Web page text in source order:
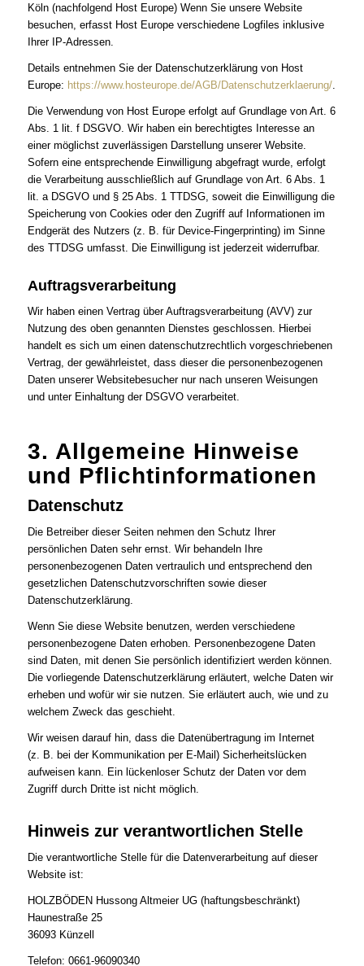
Köln (nachfolgend Host Europe) Wenn Sie unsere Website
besuchen, erfasst Host Europe verschiedene Logfiles inklusive
Ihrer IP-Adressen.
Details entnehmen Sie der Datenschutzerklärung von Host
Europe: https://www.hosteurope.de/AGB/Datenschutzerklaerung/.
Die Verwendung von Host Europe erfolgt auf Grundlage von Art. 6
Abs. 1 lit. f DSGVO. Wir haben ein berechtigtes Interesse an
einer möglichst zuverlässigen Darstellung unserer Website.
Sofern eine entsprechende Einwilligung abgefragt wurde, erfolgt
die Verarbeitung ausschließlich auf Grundlage von Art. 6 Abs. 1
lit. a DSGVO und § 25 Abs. 1 TTDSG, soweit die Einwilligung die
Speicherung von Cookies oder den Zugriff auf Informationen im
Endgerät des Nutzers (z. B. für Device-Fingerprinting) im Sinne
des TTDSG umfasst. Die Einwilligung ist jederzeit widerrufbar.
Auftragsverarbeitung
Wir haben einen Vertrag über Auftragsverarbeitung (AVV) zur
Nutzung des oben genannten Dienstes geschlossen. Hierbei
handelt es sich um einen datenschutzrechtlich vorgeschriebenen
Vertrag, der gewährleistet, dass dieser die personenbezogenen
Daten unserer Websitebesucher nur nach unseren Weisungen
und unter Einhaltung der DSGVO verarbeitet.
3. Allgemeine Hinweise
und Pflicht­informationen
Datenschutz
Die Betreiber dieser Seiten nehmen den Schutz Ihrer
persönlichen Daten sehr ernst. Wir behandeln Ihre
personenbezogenen Daten vertraulich und entsprechend den
gesetzlichen Datenschutzvorschriften sowie dieser
Datenschutzerklärung.
Wenn Sie diese Website benutzen, werden verschiedene
personenbezogene Daten erhoben. Personenbezogene Daten
sind Daten, mit denen Sie persönlich identifiziert werden können.
Die vorliegende Datenschutzerklärung erläutert, welche Daten wir
erheben und wofür wir sie nutzen. Sie erläutert auch, wie und zu
welchem Zweck das geschieht.
Wir weisen darauf hin, dass die Datenübertragung im Internet
(z. B. bei der Kommunikation per E-Mail) Sicherheitslücken
aufweisen kann. Ein lückenloser Schutz der Daten vor dem
Zugriff durch Dritte ist nicht möglich.
Hinweis zur verantwortlichen Stelle
Die verantwortliche Stelle für die Datenverarbeitung auf dieser
Website ist:
HOLZBÖDEN Hussong Altmeier UG (haftungsbeschränkt)
Haunestraße 25
36093 Künzell
Telefon: 0661-96090340